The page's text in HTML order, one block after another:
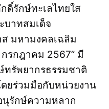
ดิ์รักษ์ทะเลไทยใส
บาทสมเด็จ
ส มหามงคลเฉลิม
รกฎาคม 2567” มี
ทรัพยากรธรรมชาติ
ยร่วมมือกับหน่วยงาน
นุรักษ์ความหลาก